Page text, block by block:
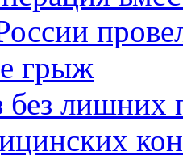
грыж
без лишних